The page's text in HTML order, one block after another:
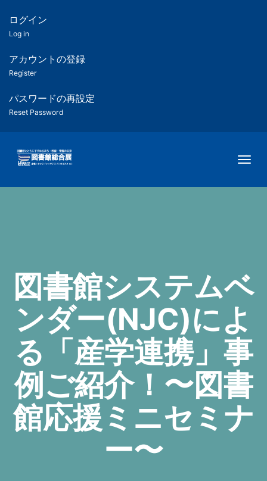
ツ
匿
名
ユ
ー
ー
用
メ
ログイン
Log in
アカウントの登録
Register
パスワードの再設定
Reset Password
図書館システムベ
ンダー(NJC)によ
る「産学連携」事
例ご紹介！〜図書
館応援ミニセミナ
ー〜